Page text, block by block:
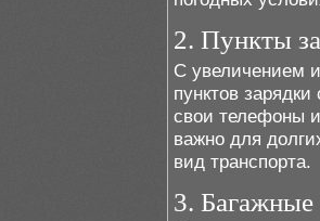
2. Пункты
С увеличением
пунктов
свои телефоны
важно для
вид транспорта.
3. Багажные